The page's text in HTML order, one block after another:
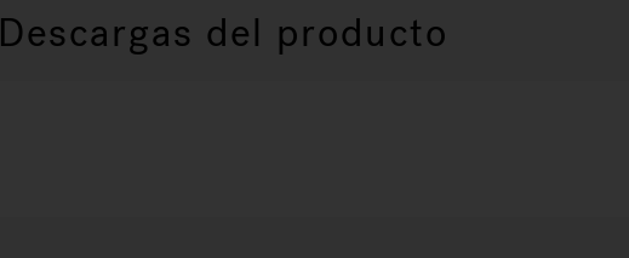
Descargas del producto